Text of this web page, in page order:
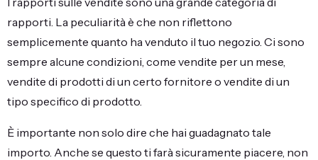
rapporti. La peculiarità è che non riflettono
semplicemente quanto ha venduto il tuo negozio. Ci sono
sempre alcune condizioni, come vendite per un mese,
vendite di prodotti di un certo fornitore o vendite di un
tipo specifico di prodotto.
È importante non solo dire che hai guadagnato tale
importo. Anche se questo ti farà sicuramente piacere, non